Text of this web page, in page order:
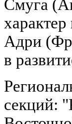
Смуга
Адри
в
секций: